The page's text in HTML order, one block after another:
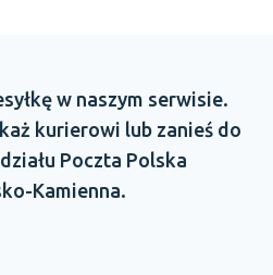
w naszym serwisie.
kurierowi lub zanieś do
Poczta Polska
Kamienna.